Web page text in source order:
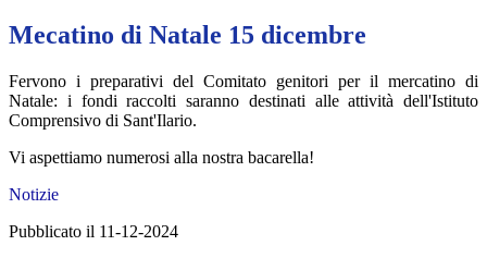
Mecatino di Natale 15 dicembre
Fervono i preparativi del Comitato genitori per il mercatino di
Natale: i fondi raccolti saranno destinati alle attività dell'Istituto
Comprensivo di Sant'Ilario.
Vi aspettiamo numerosi alla nostra bacarella!
Notizie
Pubblicato il 11-12-2024